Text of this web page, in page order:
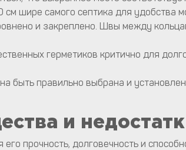
шире самого септика для удобства
и закреплено. Швы между
герметиков критично для
быть правильно выбрана и
и
прочность, долговечность и